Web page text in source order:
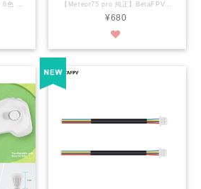
BetaFPV Micro Air Canopy 6色 Color: Black, White, クリア, クリアブルー, クリアパープル, クリアグリーン 詳細ホームページ https://betafpv.com/collections/new-arrivals/products/micro-air-canopy 仕様 アイテム: マイクロエアキャノピー 材質：PP チルト: 25°~50° (調整可能) 重量：0.74g（カメラ固定ネジ1本含む） HD デジタル VTX またはアナログ VTX を備えた超軽量フープ ドローンの構築または強化に最適なオプションです。 この中空のデザインは設置スペースを再形成し、さまざまなマイクロおよびナノのアナログおよび HD デジタル カメラに対応します。 したがって、Micro Air Canopy は、C03 カメラ、C02 カメラ、Avatar HD Lite カメラ、ANT Lite カメラ、および 9 ～ 10mm のレンズ直径を持つその他のカメラを完全にサポートします。 対応パーツ カメラ: C03 カメラ、C02 カメラ、Avatar HD Lite カメラ、ANT Lite カメラ、およびレンズ直径 9 ～ 10mm のその他のカメラ フレーム: Meteor65 エア ブラシレス フープ フレーム、Meteor65、Meteor65 Pro、Meteor75、Meteor75 Pro、Meteor85、Beta65S 注: マイクロ エア キャノピーは M03 VTX の取り付けをサポートしておらず、そのための固定マウントはありません。 Specification Item: Micro Air Canopy Material: PP Tilt: 25°~50° (Adjustable) Weight: 0.74g (Including one Camera Fixed Screw) Color: Black, White, Transparent White, Transparent Blue, Transparent Purple, Transparent Green Package 1 ｘ Micro Air Canopy 2 ｘM1.4×5 Screws 5 ｘ M1.4×4 Screws
Frame ブラック / ブルー
【Meteor75 pro 純正】BetaFPV Meteor75 pro Micro Brushless Whoop Frame ブラック / ブルー Meteor75pro ブラシレスフレーム Meteor75pro 1～2セル用ブラシレス専用フレーム！ BetaFPV商品ページ https://betafpv.com/collections/brushless-frame/products/meteor75-pro-brushless-whoop-frame Specification Item: Meteor75 Pro Brushless Whoop Frame Material: PP Wheelbase: 80.8mm Weight: 7.73g Color: Black/Blue/Cyan/Yellow/Orange/White/Red Motor mounting hole: 3-M1.4-φ6.6mm, 1102, 0802SE Brushless Motors FC mounting hole: 26*26mm, F4 1S 5A FC Package 1 * Meteor75 Pro Brushless Whoop Frame
¥680